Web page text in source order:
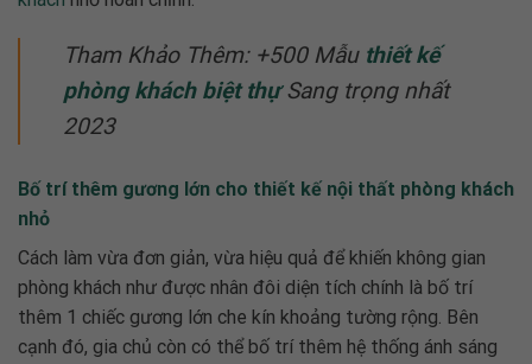
Tham Khảo Thêm: +500 Mẫu thiết kế
phòng khách biệt thựSang trọng nhất
2023
Bố trí thêm gương lớn cho thiết kế nội thất phòng khách
nhỏ
Cách làm vừa đơn giản, vừa hiệu quả để khiến không gian
phòng khách như được nhân đôi diện tích chính là bố trí
thêm 1 chiếc gương lớn che kín khoảng tường rộng. Bên
cạnh đó, gia chủ còn có thể bố trí thêm hệ thống ánh sáng